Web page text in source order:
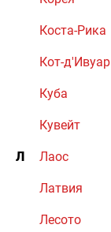
Коста-Рика
Кот-д'Ивуар
Куба
Кувейт
Л Лаос
Латвия
Лесото